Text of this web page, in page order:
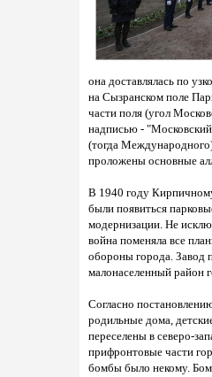
она доставлялась по
на Сызранском поле
части поля (угол
надписью -
(тогда
проложены основные
В 1940 году
были появиться
модернизации. Не
война поменяла все
обороны города. Завод
малонаселенный район
Согласно
родильные дома,
переселены в северо-
прифронтовые части
бомбы было некому.